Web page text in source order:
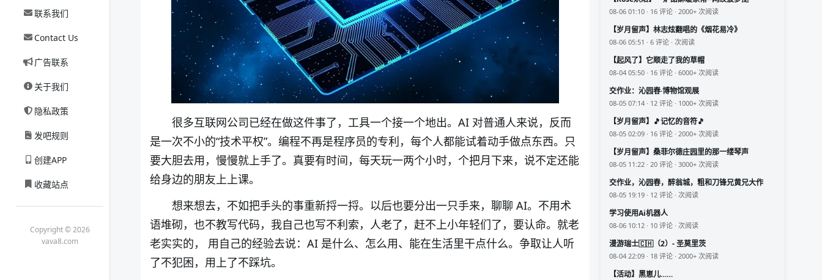
联系我们
Contact Us
广告联系
关于我们
隐私政策
发吧规则
创建APP
收藏站点
Copyright © 2026
vava8.com
很多互联网公司已经在做这件事了，工具一个接一个地出。 AI 对普通人来说，反而
是一次不小的“技术平权”。编程不再是程序员的专利，每个人都能试着动手做点东西。只
要大胆去用，慢慢就上手了。真要有时间，每天玩一两个小时，个把月下来，说不定还能
给身边的朋友上上课。
想来想去，不如把手头的事重新捋一捋。以后也要分出一只手来，聊聊 AI。不用术
语堆砌，也不教写代码，我自己也写不利索，人老了，赶不上小年轻们了，要认命。就老
老实实的，
用自己的经验去说： AI 是什么、怎么用、能在生活里干点什么。争取让人听
了不犯困，用上了不踩坑。
08-06 01:10 · 16 评论 · 2000+ 次阅读
【岁月留声】林志炫翻唱的《烟花易冷》
08-06 05:51 · 6 评论 · 次阅读
【起风了】它顺走了我的草帽
08-04 05:50 · 16 评论 · 6000+ 次阅读
交作业：沁园春·博物馆观展
08-05 07:14 · 12 评论 · 1000+ 次阅读
【岁月留声】🎵记忆的音符🎵
08-05 02:09 · 16 评论 · 2000+ 次阅读
【岁月留声】桑菲尔德庄园里的那一缕琴声
08-05 11:22 · 20 评论 · 3000+ 次阅读
交作业，沁园春，醉翁城，粗和刀锋兄黄兄大作
08-05 19:19 · 12 评论 · 次阅读
学习使用Ai机器人
08-06 10:12 · 10 评论 · 次阅读
漫游瑞士🇨🇭（2）- 圣莫里茨
08-04 22:09 · 18 评论 · 2000+ 次阅读
【活动】黑崽儿……